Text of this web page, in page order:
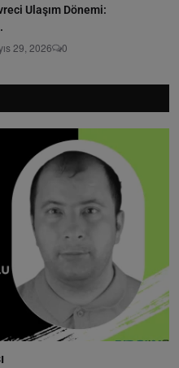
Ulaşım Dönemi:
29, 2026 0